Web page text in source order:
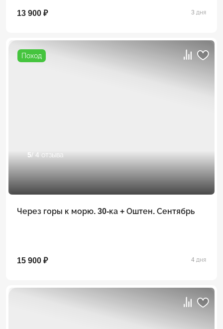
13 900 ₽ 3 дня
Поход
5/ 4 отзыва
Через горы к морю. 30-ка + Оштен. Сентябрь
15 900 ₽ 4 дня